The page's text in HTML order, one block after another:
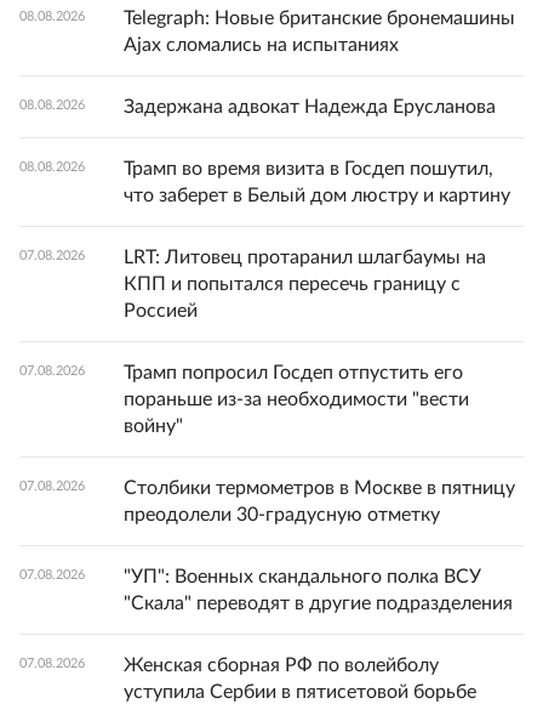
08.08.2026
Telegraph: Новые британские бронемашины
Ajax сломались на испытаниях
08.08.2026 Задержана адвокат Надежда Ерусланова
08.08.2026
Трамп во время визита в Госдеп пошутил,
что заберет в Белый дом люстру и картину
07.08.2026
LRT: Литовец протаранил шлагбаумы на
КПП и попытался пересечь границу с
Россией
07.08.2026
Трамп попросил Госдеп отпустить его
пораньше из-за необходимости "вести
войну"
07.08.2026
Столбики термометров в Москве в пятницу
преодолели 30-градусную отметку
07.08.2026
"УП": Военных скандального полка ВСУ
"Скала" переводят в другие подразделения
07.08.2026
Женская сборная РФ по волейболу
уступила Сербии в пятисетовой борьбе